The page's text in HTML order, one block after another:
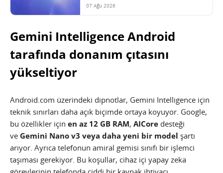
07 Ağu 2026
Gemini Intelligence Android
tarafında donanım çıtasını
yükseltiyor
Android.com üzerindeki dipnotlar, Gemini Intelligence için
teknik sınırları daha açık biçimde ortaya koyuyor. Google,
bu özellikler için en az 12 GB RAM, AICore desteği
ve Gemini Nano v3 veya daha yeni bir model şartı
arıyor. Ayrıca telefonun amiral gemisi sınıfı bir işlemci
taşıması gerekiyor. Bu koşullar, cihaz içi yapay zeka